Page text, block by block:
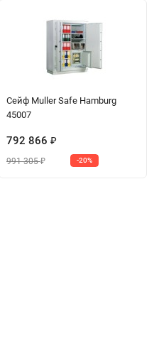
Сейф Muller Safe Hamburg
45007
792 866 ₽
991 305₽ -20%